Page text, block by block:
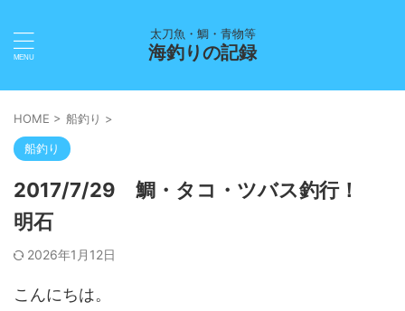
太刀魚・鯛・青物等
海釣りの記録
HOME > 船釣り >
船釣り
2017/7/29 鯛・タコ・ツバス釣行！
明石
2026年1月12日
こんにちは。